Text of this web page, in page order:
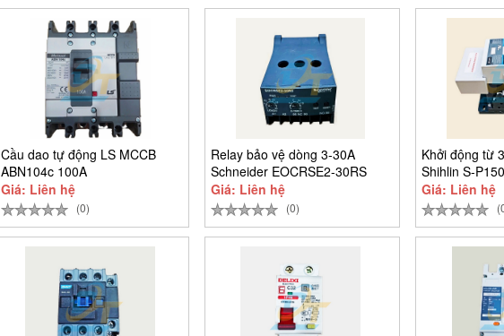
Cầu dao tự động LS MCCB
ABN104c 100A
Giá: Liên hệ
(0)
Relay bảo vệ dòng 3-30A
Schneider EOCRSE2-30RS
Giá: Liên hệ
(0)
Khởi động từ
Shihlin S-
Giá: Liên hệ